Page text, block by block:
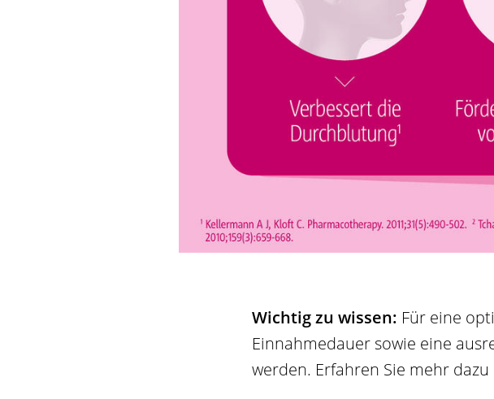
Wichtig zu wissen: Für eine
Einnahmedauer sowie eine
werden. Erfahren Sie mehr